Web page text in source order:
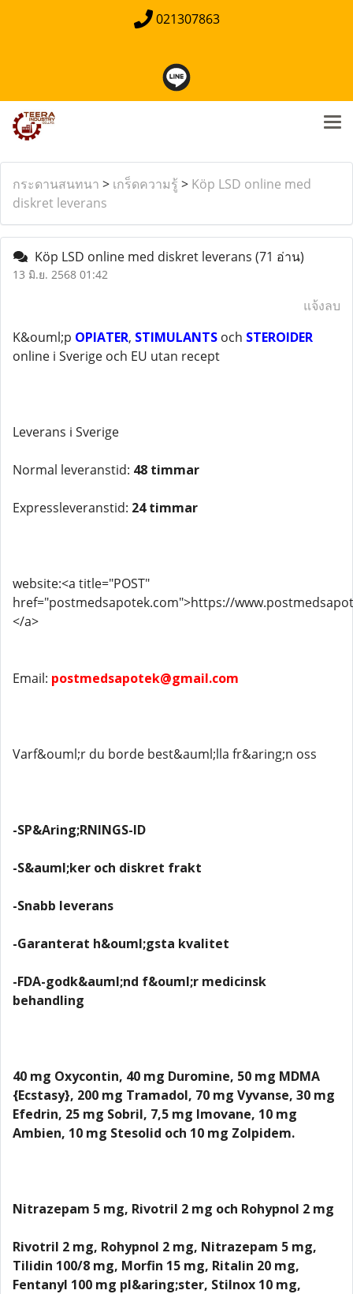
021307863
กระดานสนทนา > เกร็ดความรู้ > Köp LSD online med
diskret leverans
Köp LSD online med diskret leverans (71 อ่าน)
13 มิ.ย. 2568 01:42
แจ้งลบ
K&ouml;p OPIATER, STIMULANTS och STEROIDER
online i Sverige och EU utan recept
Leverans i Sverige
Normal leveranstid: 48 timmar
Expressleveranstid: 24 timmar
website:<a title="POST"
href="postmedsapotek.com">https://
</a>
Email: postmedsapotek@gmail.com
Varf&ouml;r du borde best&auml;lla fr&aring;n oss
-SP&Aring;RNINGS-ID
-S&auml;ker och diskret frakt
-Snabb leverans
-Garanterat h&ouml;gsta kvalitet
-FDA-godk&auml;nd f&ouml;r medicinsk
behandling
40 mg Oxycontin, 40 mg Duromine, 50 mg MDMA
{Ecstasy}, 200 mg Tramadol, 70 mg Vyvanse, 30 mg
Efedrin, 25 mg Sobril, 7,5 mg Imovane, 10 mg
Ambien, 10 mg Stesolid och 10 mg Zolpidem.
Nitrazepam 5 mg, Rivotril 2 mg och Rohypnol 2 mg
Rivotril 2 mg, Rohypnol 2 mg, Nitrazepam 5 mg,
Tilidin 100/8 mg, Morfin 15 mg, Ritalin 20 mg,
Fentanyl 100 mg pl&aring;ster, Stilnox 10 mg,